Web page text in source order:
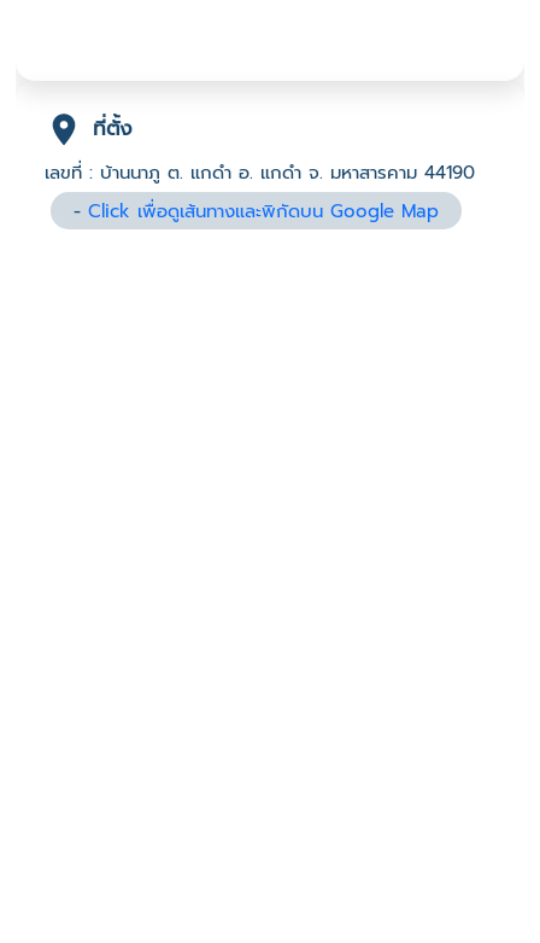
ที่ตั้ง
เลขที่ : บ้านนาภู ต. แกดำ อ. แกดำ จ. มหาสารคาม 44190
-Click เพื่อดูเส้นทางและพิกัดบน Google Map